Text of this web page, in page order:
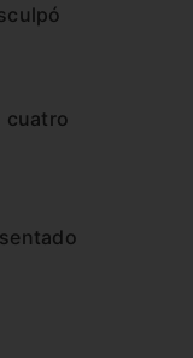
cuatro